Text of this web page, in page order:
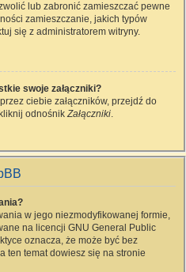
lub zabronić zamieszczać pewne
zamieszczanie, jakich typów
się z administratorem witryny.
swoje załączniki?
ciebie załączników, przejdź do
odnośnikZałączniki.
w jego niezmodyfikowanej formie,
na licencji GNU General Public
oznacza, że może być bez
ten temat dowiesz się na stronie